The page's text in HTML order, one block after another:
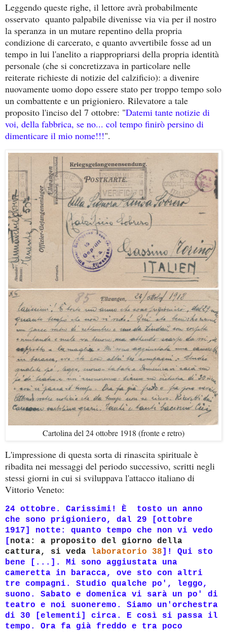
Leggendo queste righe, il lettore avrà probabilmente
osservato quanto palpabile divenisse via via per il nostro
la speranza in un mutare repentino della propria
condizione di carcerato, e quanto avvertibile fosse ad un
tempo in lui l'anelito a riappropriarsi della propria identità
personale (che si concretizzava in particolare nelle
reiterate richieste di notizie del calzificio): a divenire
nuovamente uomo dopo essere stato per troppo tempo solo
un combattente e un prigioniero. Rilevatore a tale
proposito l'inciso del 7 ottobre: "Datemi tante notizie di
voi, della fabbrica, se no... col tempo finirò persino di
dimenticare il mio nome!!!".
Cartolina del 24 ottobre 1918 (fronte e retro)
L'impressione di questa sorta di rinascita spirituale è
ribadita nei messaggi del periodo successivo, scritti negli
stessi giorni in cui si sviluppava l'attacco italiano di
Vittorio Veneto:
24 ottobre. Carissimi! È tosto un anno
che sono prigioniero, dal 29 [ottobre
1917] notte: quanto tempo che non vi vedo
[nota: a proposito del giorno della
cattura, si veda laboratorio 38]! Qui sto
bene [...]. Mi sono aggiustata una
cameretta in baracca, ove sto con altri
tre compagni. Studio qualche po', leggo,
suono. Sabato e domenica vi sarà un po' di
teatro e noi suoneremo. Siamo un'orchestra
di 30 [elementi] circa. E così si passa il
tempo. Ora fa già freddo e tra poco